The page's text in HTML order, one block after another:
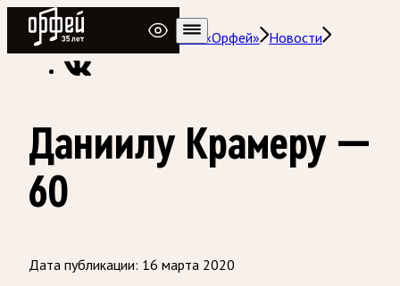
Радио Орфей
Радио классической музыки «Орфей» Новости
Даниилу Крамеру —
60
Дата публикации: 16 марта 2020